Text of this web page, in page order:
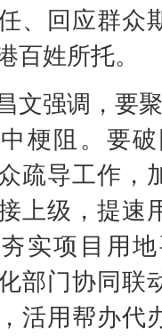
、回应群众
百姓所托。
强调，要聚
梗阻。要
疏导工作，
上级，提速
实项目用
部门协同联
活用帮办代